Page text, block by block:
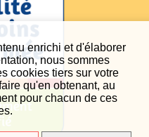
enrichi et d'élaborer
nous sommes
cookies tiers sur votre
qu'en obtenant, au
pour chacun de ces